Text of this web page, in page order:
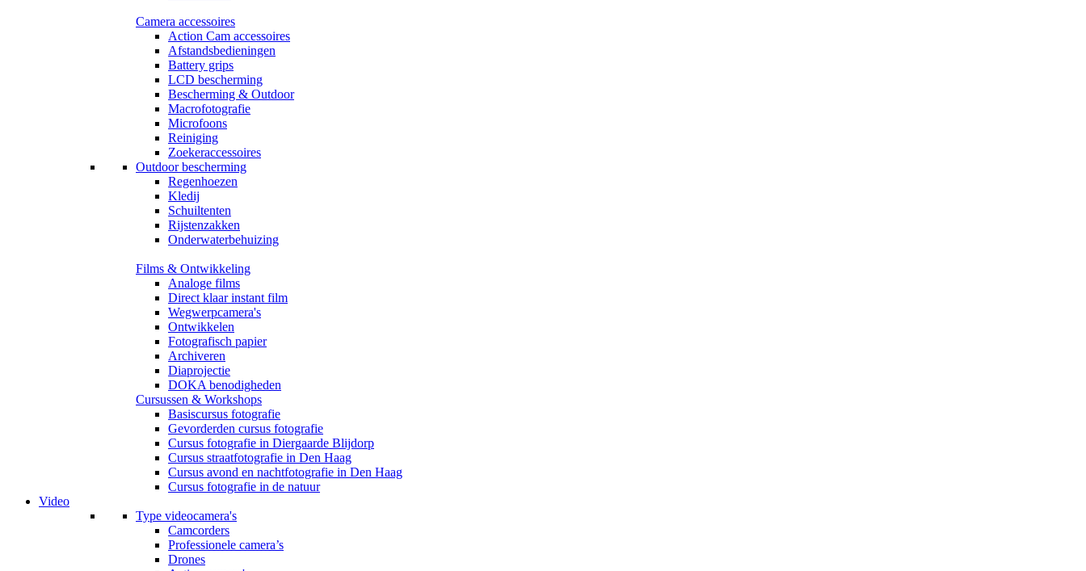
Camera accessoires
Action Cam accessoires
Afstandsbedieningen
Battery grips
LCD bescherming
Bescherming & Outdoor
Macrofotografie
Microfoons
Reiniging
Zoekeraccessoires
Outdoor bescherming
Regenhoezen
Kledij
Schuiltenten
Rijstenzakken
Onderwaterbehuizing
Films & Ontwikkeling
Analoge films
Direct klaar instant film
Wegwerpcamera's
Ontwikkelen
Fotografisch papier
Archiveren
Diaprojectie
DOKA benodigheden
Cursussen & Workshops
Basiscursus fotografie
Gevorderden cursus fotografie
Cursus fotografie in Diergaarde Blijdorp
Cursus straatfotografie in Den Haag
Cursus avond en nachtfotografie in Den Haag
Cursus fotografie in de natuur
Video
Type videocamera's
Camcorders
Professionele camera’s
Drones